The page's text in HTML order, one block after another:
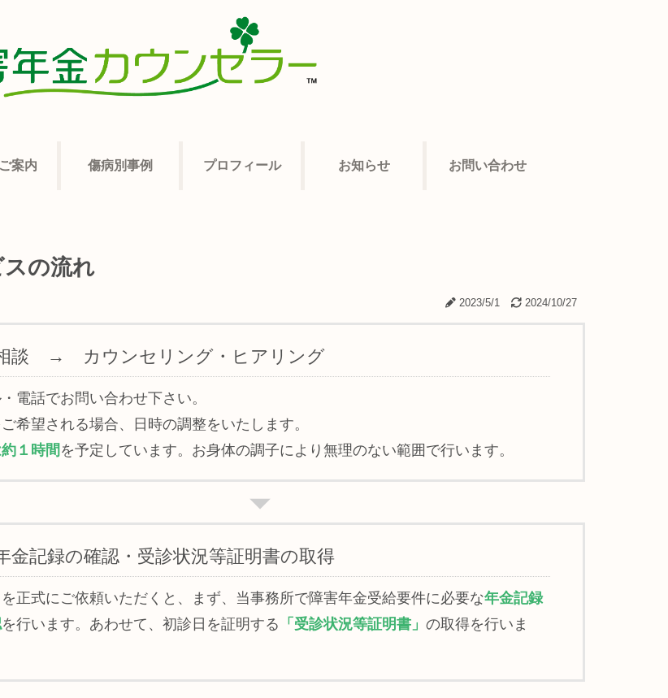
案内 傷病別事例 プロフィール お知らせ お問い合わせ
の流れ
2023/5/1 2024/10/27
談 → カウンセリング・ヒアリング
電話でお問い合わせ下さい。
希望される場合、日時の調整をいたします。
１時間を予定しています。お身体の調子により無理のない範囲で行います。
金記録の確認・受診状況等証明書の取得
正式にご依頼いただくと、まず、当事務所で障害年金受給要件に必要な年金記録
を行います。あわせて、初診日を証明する 「受診状況等証明書」 の取得を行いま